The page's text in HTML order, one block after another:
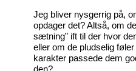
Jeg bliver nysgerrig på,
opdager det? Altså, om
sætning” ift til der hvor
eller om de pludselig
karakter passede dem